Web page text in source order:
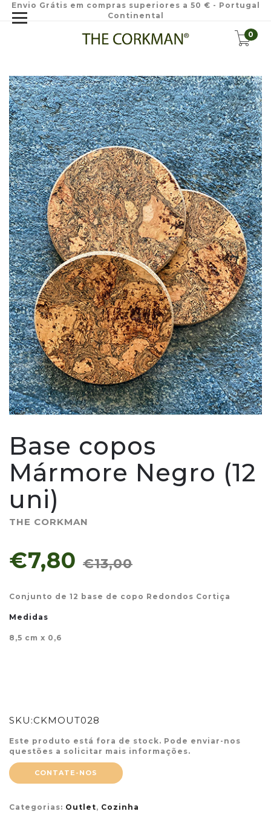
Envio Grátis em compras superiores a 50 € - Portugal
Continental
0
Base copos
Mármore Negro (12
uni)
THE CORKMAN
€7,80 €13,00
Conjunto de 12 base de copo Redondos Cortiça
Medidas
8,5 cm x 0,6
SKU:CKMOUT028
Este produto está fora de stock. Pode enviar-nos
questões a solicitar mais informações.
CONTATE-NOS
Categorias: Outlet, Cozinha